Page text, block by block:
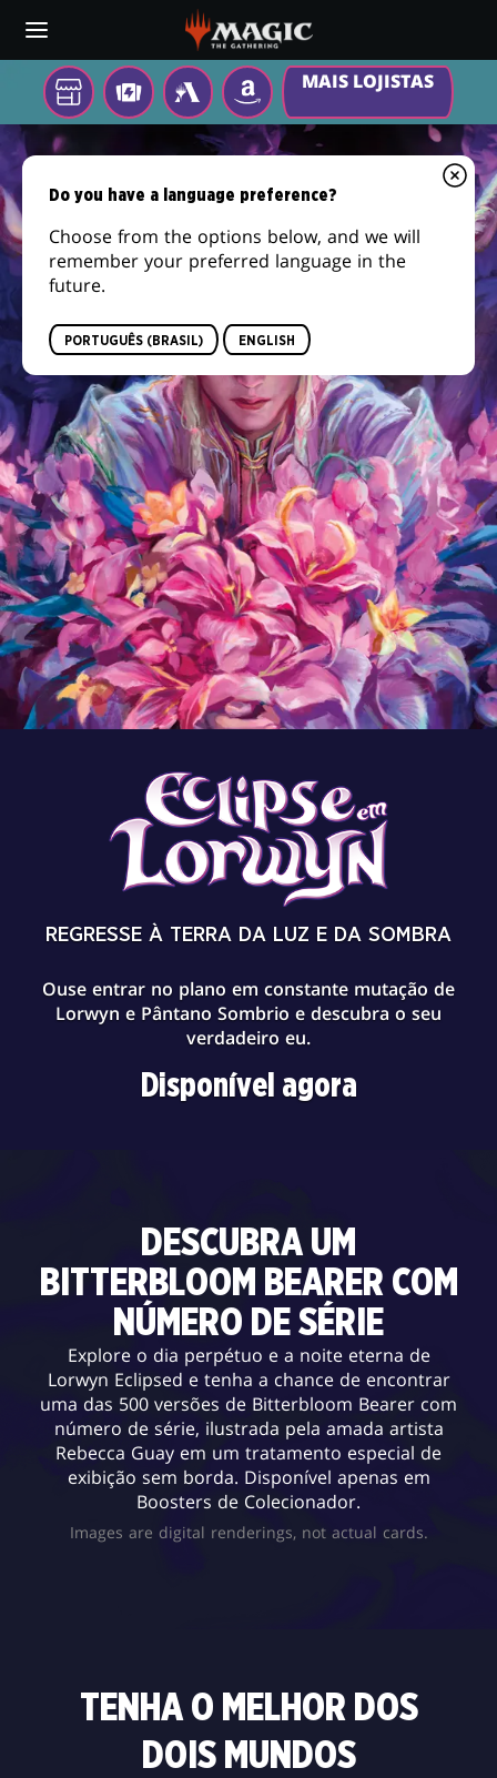
main
content
Sua
loja
local
TCGPLAYER
MTG
ARENA
AMAZON
MAIS LOJISTAS
LORWYN
ECLIPSED
REGRESSE À TERRA DA LUZ E DA SOMBRA
Ouse entrar no plano em constante mutação de
Lorwyn e Pântano Sombrio e descubra o seu
verdadeiro eu.
Disponível agora
DESCUBRA UM
BITTERBLOOM BEARER COM
NÚMERO DE SÉRIE
Explore o dia perpétuo e a noite eterna de
Lorwyn Eclipsed e tenha a chance de encontrar
uma das 500 versões de Bitterbloom Bearer com
número de série, ilustrada pela amada artista
Rebecca Guay em um tratamento especial de
exibição sem borda. Disponível apenas em
Boosters de Colecionador.
Images are digital renderings, not actual cards.
TENHA O MELHOR DOS
DOIS MUNDOS
Do you have a language preference?
Choose from the options below, and we will
remember your preferred language in the
future.
PORTUGUÊS (BRASIL) ENGLISH